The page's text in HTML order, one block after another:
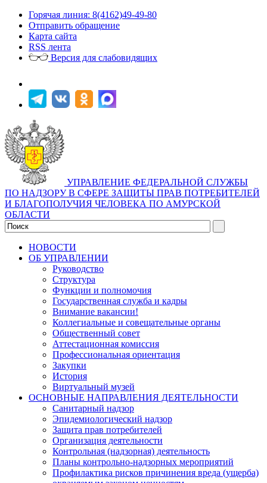
Горячая линия: 8(4162)49-49-80
Отправить обращение
Карта сайта
RSS лента
Версия для слабовидящих
УПРАВЛЕНИЕ ФЕДЕРАЛЬНОЙ СЛУЖБЫ
ПО НАДЗОРУ В СФЕРЕ ЗАЩИТЫ ПРАВ ПОТРЕБИТЕЛЕЙ
И БЛАГОПОЛУЧИЯ ЧЕЛОВЕКА ПО АМУРСКОЙ
ОБЛАСТИ
НОВОСТИ
ОБ УПРАВЛЕНИИ
Руководство
Структура
Функции и полномочия
Государственная служба и кадры
Внимание вакансии!
Коллегиальные и совещательные органы
Общественный совет
Аттестационная комиссия
Профессиональная ориентация
Закупки
История
Виртуальный музей
ОСНОВНЫЕ НАПРАВЛЕНИЯ ДЕЯТЕЛЬНОСТИ
Санитарный надзор
Эпидемиологический надзор
Защита прав потребителей
Организация деятельности
Контрольная (надзорная) деятельность
Планы контрольно-надзорных мероприятий
Профилактика рисков причинения вреда (ущерба)